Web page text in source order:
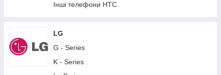
Інші телефони HTC
LG
G - Series
K - Series